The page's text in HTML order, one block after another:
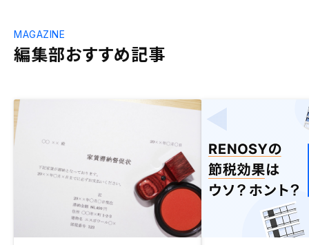
編集部おすすめ記事
MAGAZINE